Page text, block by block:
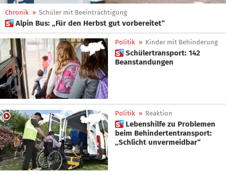
Chronik » Schüler mit Beeinträchtigung
 Alpin Bus: „Für den Herbst gut vorbereitet“
Politik » Kinder mit Behinderung
 Schülertransport: 142
Beanstandungen
Politik » Reaktion
 Lebenshilfe zu Problemen
beim Behindertentransport:
„Schlicht unvermeidbar“